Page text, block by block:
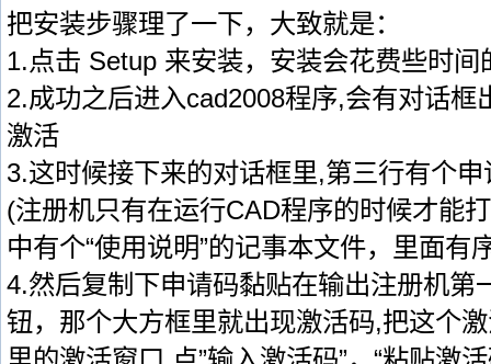
把安装步骤理了一下，大致就是：
1.点击 Setup 来安装，安装会花费些时间
2.成功之后进入cad2008程序,会有对话框
激活
3.这时候接下来的对话框里,第三行有个
(注册机只有在运行CAD程序的时候才能
中有个“使用说明”的记事本文件，里面有
4.然后复制下申请码黏贴在输出注册机第
钮，那个大方框里就出现激活码,把这个